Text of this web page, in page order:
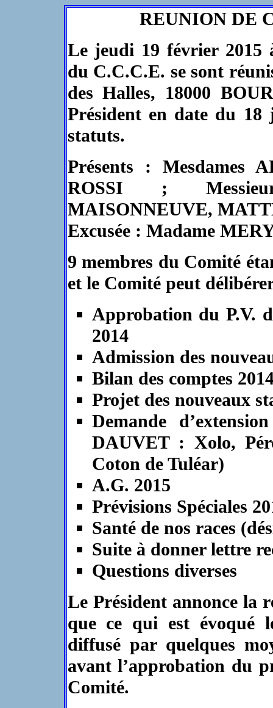
REUNION DE
Le jeudi 19 février 2015
du C.C.C.E. se sont
des Halles, 18000
Président en date du 18
statuts.
Présents : Mesdames
ROSSI ;
MAISONNEUVE,
Excusée : Madame
9 membres du Comité
et le Comité peut
Approbation du P.V.
2014
Admission des
Bilan des comptes
Projet des nouveaux
Demande
DAUVET : Xolo,
Coton de Tuléar)
A.G. 2015
Prévisions Spéciales
Santé de nos races
Suite à donner lettre
Questions diverses
Le Président annonce la
que ce qui est évoqué
diffusé par quelques
avant l’approbation du
Comité.